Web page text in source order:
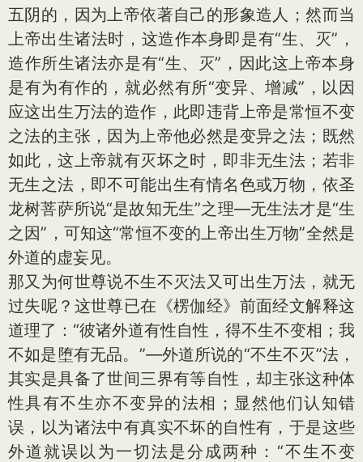
五阴的，因为上帝依著自己的形象造人；然而当
上帝出生诸法时，这造作本身即是有“生、灭”，
造作所生诸法亦是有“生、灭”，因此这上帝本身
是有为有作的，就必然有所“变异、增减”，以因
应这出生万法的造作，此即违背上帝是常恒不变
之法的主张，因为上帝他必然是变异之法；既然
如此，这上帝就有灭坏之时，即非无生法；若非
无生之法，即不可能出生有情名色或万物，依圣
龙树菩萨所说“是故知无生”之理—无生法才是“生
之因”，可知这“常恒不变的上帝出生万物”全然是
外道的虚妄见。
那又为何世尊说不生不灭法又可出生万法，就无
过失呢？这世尊已在《楞伽经》前面经文解释这
道理了：“彼诸外道有性自性，得不生不变相；我
不如是堕有无品。”—外道所说的“不生不灭”法，
其实是具备了世间三界有等自性，却主张这种体
性具有不生亦不变异的法相；显然他们认知错
误，以为诸法中有真实不坏的自性有，于是这些
外道就误以为一切法是分成两种：“不生不变